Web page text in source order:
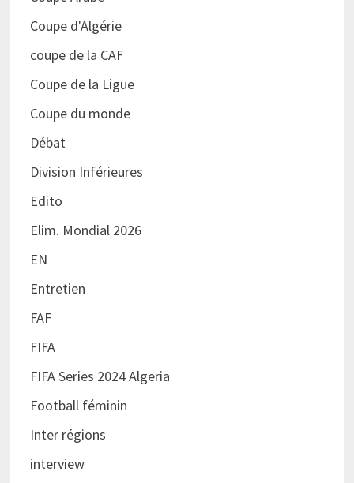
Coupe d'Algérie
coupe de la CAF
Coupe de la Ligue
Coupe du monde
Débat
Division Inférieures
Edito
Elim. Mondial 2026
EN
Entretien
FAF
FIFA
FIFA Series 2024 Algeria
Football féminin
Inter régions
interview